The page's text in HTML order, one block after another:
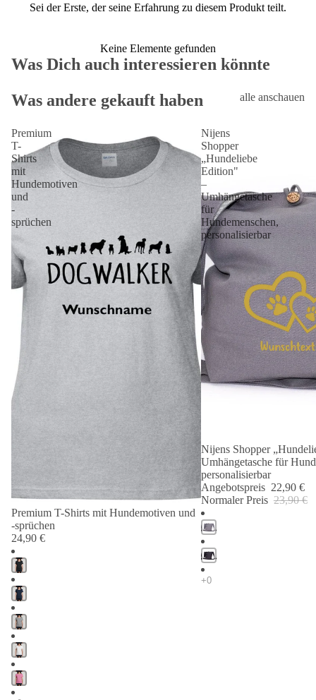
Sei der Erste, der seine Erfahrung zu diesem Produkt teilt.
Keine Elemente gefunden
Was Dich auch interessieren könnte
Was andere gekauft haben
alle anschauen
Premium
T-
Shirts
mit
Hundemotiven
und
-
sprüchen
Premium T-Shirts mit Hundemotiven und
-sprüchen
24,90 €
Nijens
Shopper
„Hundeliebe
Edition"
–
Umhängetasche
für
Hundemenschen,
personalisierbar
Angebot 🐾
Nijens Shopper
Umhängetasche für
personalisierbar
Angebotspreis 22,90 €
Normaler Preis 23,90 €